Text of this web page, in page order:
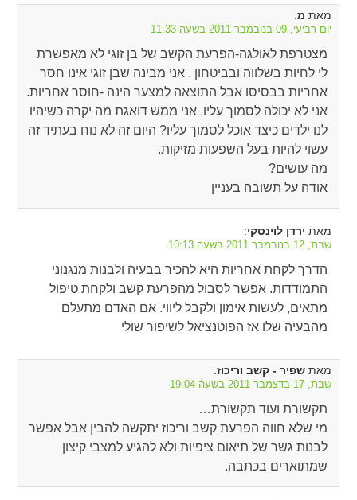
מאת מ:
יום רביעי, 09 בנובמבר 2011 בשעה 11:33
מצטרפת לאולגה-הפרעת הקשב של בן זוגי לא מאפשרת
לי לחיות בשלווה ובביטחון . אני מבינה שבן זוגי אינו חסר
אחריות בבסיסו אבל התוצאה למצער הינה -חוסר אחריות.
אני לא יכולה לסמוך עליו. אני ממש דואגת מה יקרה כשיהיו
לנו ילדים כיצד אוכל לסמוך עליו? היום זה לא נוח בעתיד זה
עשוי להיות בעל השפעות מזיקות.
מה עושים?
אודה על תשובה בעניין
מאת ירדן לוינסקי:
שבת, 12 בנובמבר 2011 בשעה 10:13
הדרך לקחת אחריות היא להכיר בבעיה ולבנות מנגנוני
התמודדות. אפשר לסבול מהפרעת קשב ולקחת טיפול
מתאים, לעשות אימון ולקבל ליווי. אם האדם מתעלם
מהבעיה שלו אז הפוטנציאל לשיפור שולי
מאתשפיר - קשב וריכוז:
שבת, 17 בדצמבר 2011 בשעה 19:04
תקשורת ועוד תקשורת…
מי שלא חווה הפרעת קשב וריכוז יתקשה להבין אבל אפשר
לבנות גשר של תיאום ציפיות ולא להגיע למצבי קיצון
שמתוארים בכתבה.